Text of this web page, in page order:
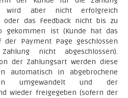
wird aber nicht erfolgreich
oder das Feedback nicht bis zu
gekommen ist (Kunde hat das
der Payment Page geschlossen
nicht abgeschlossen).
der Zahlungsart werden diese
automatisch in abgebrochene
umgewandelt und der
wieder freigegeben (sofern der